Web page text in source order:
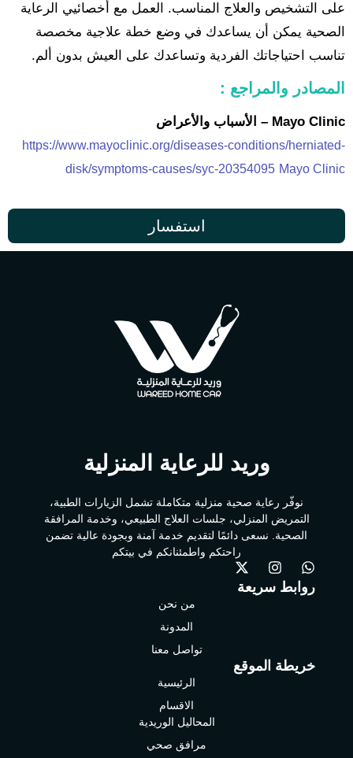
على التشخيص والعلاج المناسب. العمل مع أخصائيي الرعاية
الصحية يمكن أن يساعدك في وضع خطة علاجية مخصصة
تناسب احتياجاتك الفردية وتساعدك على العيش بدون ألم.
المصادر والمراجع :
Mayo Clinic – الأسباب والأعراض
https://www.mayoclinic.org/diseases-conditions/herniated-
disk/symptoms-causes/syc-20354095 Mayo Clinic
استفسار
وريد للرعاية المنزلية
نوفّر رعاية صحية منزلية متكاملة تشمل الزيارات الطبية،
التمريض المنزلي، جلسات العلاج الطبيعي، وخدمة المرافقة
الصحية. نسعى دائمًا لتقديم خدمة آمنة وبجودة عالية تضمن
راحتكم واطمئنانكم في بيتكم
المحاليل الوريدية
مرافق صحي
خريطة الموقع
الرئيسية
الاقسام
روابط سريعة
من نحن
المدونة
تواصل معنا